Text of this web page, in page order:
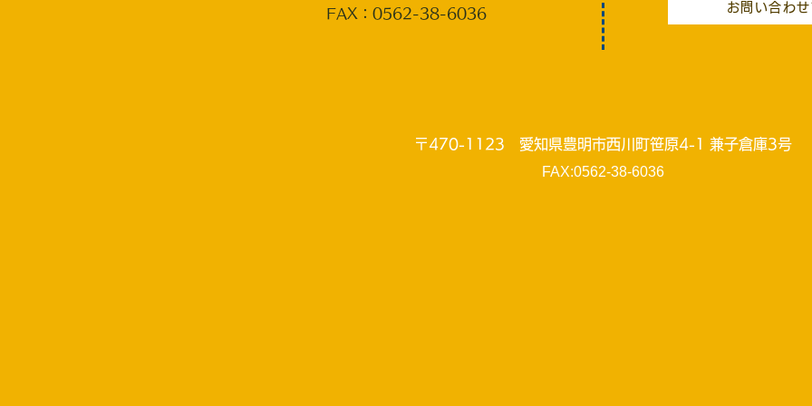
〒470-1123 愛知県豊明市西川町笹原4-1 兼子倉庫3号
​FAX:0562-38-6036
FAX：0562-38-6036 お問い合わ